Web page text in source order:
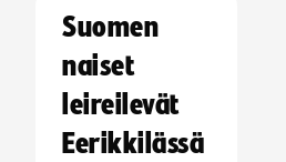
Suomen
naiset
leireilevät
Eerikkilässä